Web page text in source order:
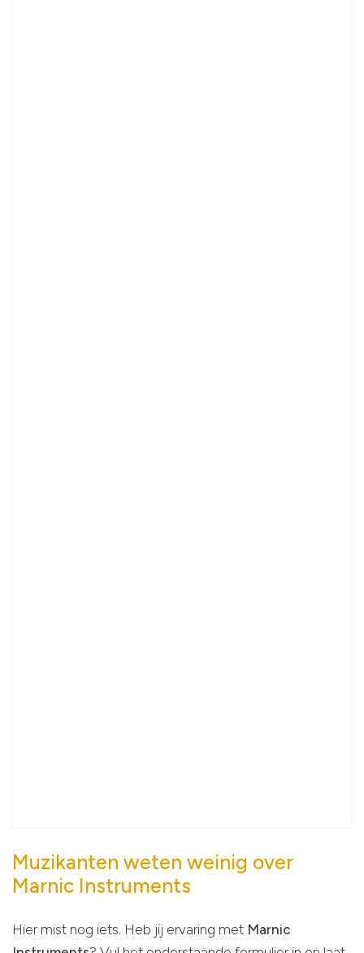
Muzikanten weten weinig over
Marnic Instruments
Hier mist nog iets. Heb jij ervaring met Marnic